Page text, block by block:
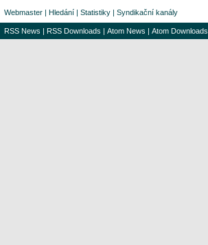
Webmaster | Hledání | Statistiky | Syndikační kanály
RSS News | RSS Downloads | Atom News | Atom Downloads